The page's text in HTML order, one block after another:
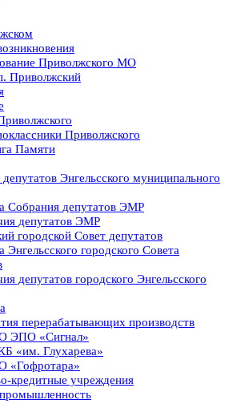
Приволжского МО
Приволжский
Приволжского
Памяти
Энгельсского муниципального
Собрания депутатов ЭМР
депутатов ЭМР
городской Совет депутатов
Энгельсского городского Совета
депутатов городского Энгельсского
перерабатывающих производств
ЭПО «Сигнал»
«им. Глухарева»
«Гофротара»
кредитные учреждения